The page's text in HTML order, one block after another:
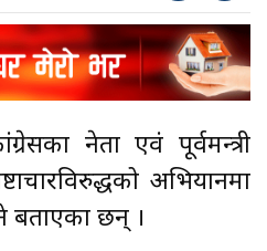
नेता एवं पूर्वमन्त्री
अभियानमा
बताएका छन् ।